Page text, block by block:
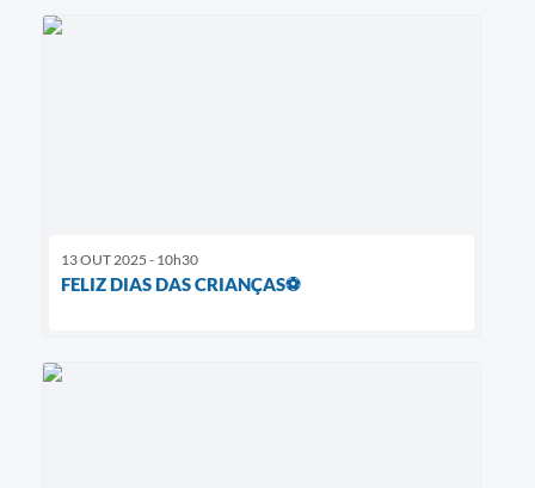
13 OUT 2025 - 10h30
FELIZ DIAS DAS CRIANÇAS⚽️